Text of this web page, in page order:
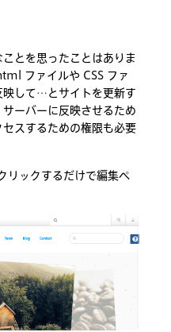
とを思ったことはありま
ファイルや CSS ファ
映して…とサイトを更新す
ーバーに反映させるため
スするための権限も必要
ックするだけで編集ペ